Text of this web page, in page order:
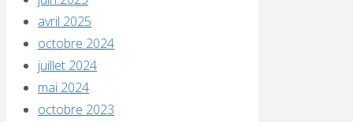
avril 2025
octobre 2024
juillet 2024
mai 2024
octobre 2023